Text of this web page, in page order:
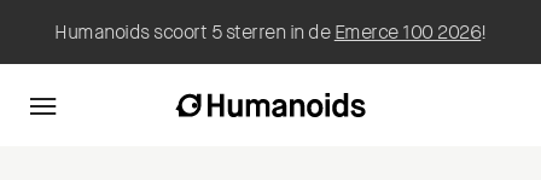
Humanoids scoort 5 sterren in deEmerce 100 2026!